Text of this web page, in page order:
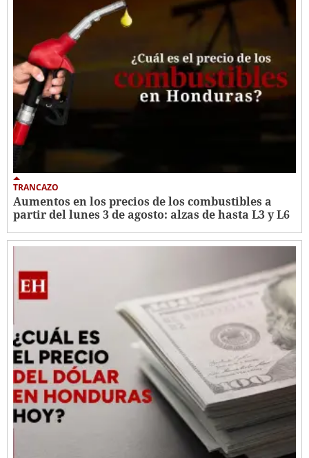
TRANCAZO
Aumentos en los precios de los combustibles a
partir del lunes 3 de agosto: alzas de hasta L3 y L6 ​​​​​​